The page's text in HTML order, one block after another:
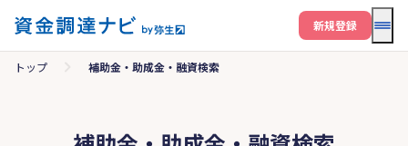
メ
新規登録
トップ 補助金・助成金・融資検索